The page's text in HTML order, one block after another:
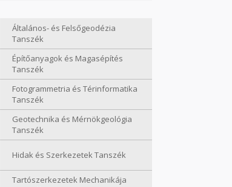
Általános- és Felsőgeodézia
Tanszék
Építőanyagok és Magasépítés
Tanszék
Fotogrammetria és Térinformatika
Tanszék
Geotechnika és Mérnökgeológia
Tanszék
Hidak és Szerkezetek Tanszék
Tartószerkezetek Mechanikája